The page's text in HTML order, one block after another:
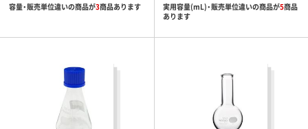
容量・販売単位違いの商品が3商品あります 実用容量(mL)・販売単位違いの商品が5商品
あります